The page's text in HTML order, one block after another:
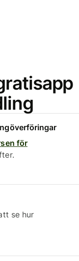
för
se hur